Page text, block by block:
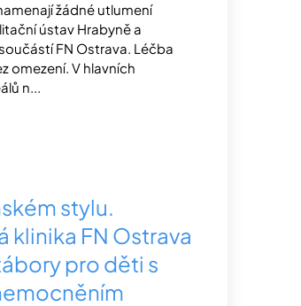
žádné utlumení
ústav Hrabyně a
FN Ostrava. Léčba
omezení. V hlavních
n...
stylu.
klinika FN Ostrava
pro děti s